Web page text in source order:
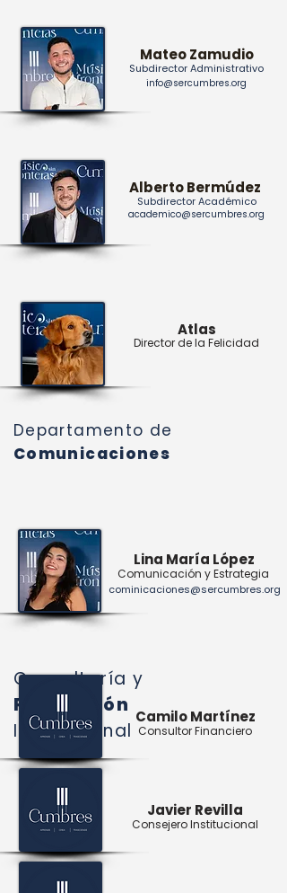
Mateo Zamudio
Subdirector Administrativo
info@sercumbres.org
Alberto Bermúdez
Subdirector Académico
academico@sercumbres.org
Atlas
Director de la Felicidad
Departamento de
Comunicaciones
Lina María López
Comunicación y Estrategia
cominicaciones@sercumbres.org
Consultoría y
Proyección
Institucional
CamiloMartínez
Consultor Financiero
Javier Revilla
Consejero Institucional